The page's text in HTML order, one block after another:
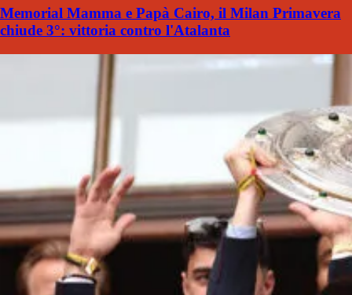
Memorial Mamma e Papà Cairo, il Milan Primavera
chiude 3°: vittoria contro l'Atalanta